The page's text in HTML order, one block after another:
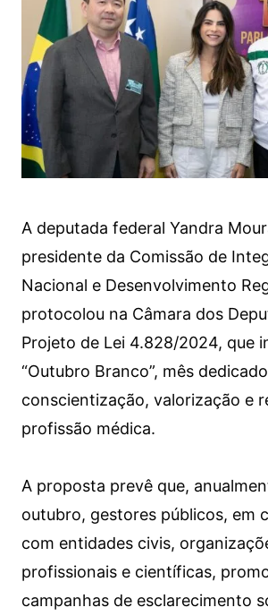
A deputada federal Yandra
presidente da Comissão de
Nacional e Desenvolvimento
protocolou na Câmara dos
Projeto de Lei 4.828/2024, que
“Outubro Branco”, mês
conscientização, valorização e
profissão médica.
A proposta prevê que,
outubro, gestores públicos, em
com entidades civis,
profissionais e científicas,
campanhas de esclarecimento